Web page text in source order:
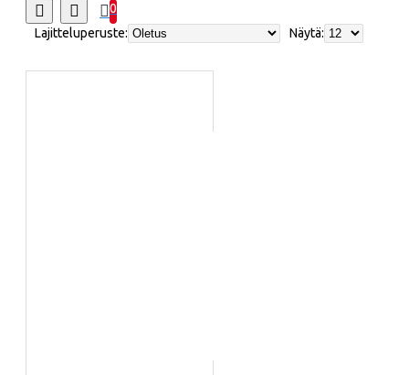
0
Lajitteluperuste:
Näytä: